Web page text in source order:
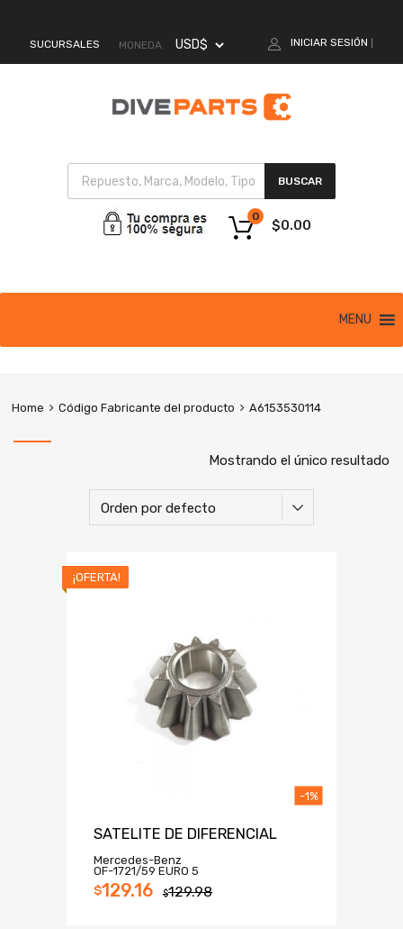
SUCURSALES MONEDA INICIAR SESIÓN
BUSCAR
$0.00
0
MENU
Home Código Fabricante del producto A6153530114
Mostrando el único resultado
¡OFERTA!
SATELITE DE DIFERENCIAL
Mercedes-Benz
OF-1721/59 EURO 5
$129.98
$129.16
-1%